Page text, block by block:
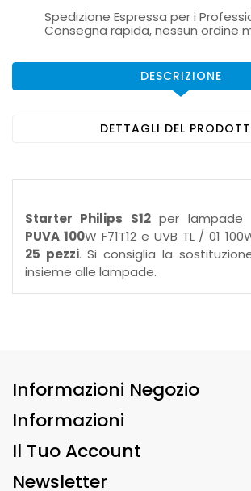
Spedizione Espressa per i
Consegna rapida, nessun ordine
DESCRIZIONE
DETTAGLI DEL
Starter Philips S12per lampade
PUVA 100W F71T12 e UVB TL / 01
25 pezzi. Si consiglia la
insieme alle lampade.
Informazioni Negozio
Informazioni
Il Tuo Account
Newsletter